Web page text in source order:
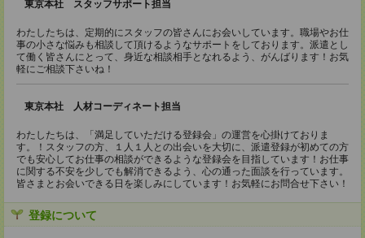
東京本社 スタッフサポート担当
わたしたちは、定期的にスタッフの皆さんにお会いしています。職場やお仕
事の小さな悩みも相談して頂けるようなサポートをしております。派遣とし
て働く皆さんにとって、身近な相談相手となれるよう、がんばります！お気
軽にご相談下さいね！
東京本社 人材コーディネート担当
わたしたちは、「満足していただける登録会」の運営を心掛けておりま
す。！スタッフの方、１人１人との出会いを大切に、派遣登録が初めての方
でも安心してお仕事の相談ができるような登録会を目指しています！お仕事
に関する不安を少しでも解消できるよう、心の通った面談を行っています。
皆さまとお会いできる日を楽しみにしています！お気軽にお問合せ下さい！
登録について